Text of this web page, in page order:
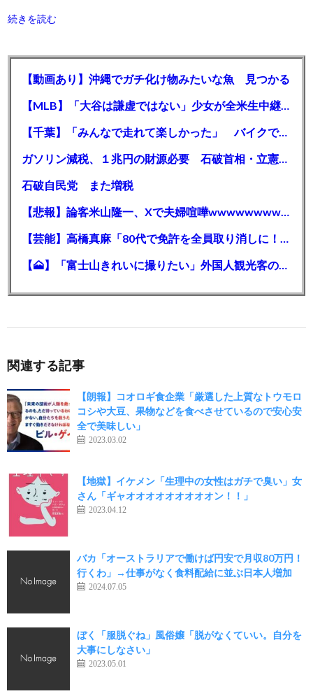
続きを読む
【動画あり】沖縄でガチ化け物みたいな魚 見つかる
【MLB】「大谷は謙虚ではない」少女が全米生中継で突然の大谷翔平批判 サイン無視された過去明かす
【千葉】「みんなで走れて楽しかった」 バイクでバースデー集団暴走 男女５７人を書類送検 SNSで参加者募る
ガソリン減税、１兆円の財源必要 石破首相・立憲野田氏「財源は死に物狂いで確保しなければならない」「本当に死に物狂いで」
石破自民党 また増税
【悲報】論客米山隆一、Xで夫婦喧嘩wwwwwwwwwwww
【芸能】高橋真麻「80代で免許を全員取り消しに！」 高齢ドライバーの事故問題で、高齢者の運転免許取り消し法を提案
【🗻】「富士山きれいに撮りたい」外国人観光客のレンタカー事故が急増…「ハンドルが逆で慣れず」、道の狭さも
関連する記事
【朗報】コオロギ食企業「厳選した上質なトウモロ
コシや大豆、果物などを食べさせているので安心安
全で美味しい」
2023.03.02
【地獄】イケメン「生理中の女性はガチで臭い」女
さん「ギャオオオオオオオオオン！！」
2023.04.12
バカ「オーストラリアで働けば円安で月収80万円！
行くわ」→仕事がなく食料配給に並ぶ日本人増加
2024.07.05
ぼく「服脱ぐね」風俗嬢「脱がなくていい。自分を
大事にしなさい」
2023.05.01